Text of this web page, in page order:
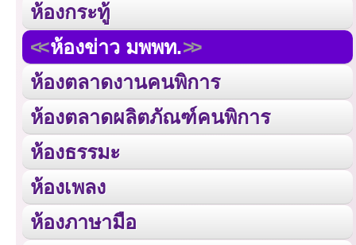
ห้องกระทู้
ห้องข่าว มพพท.
ห้องตลาดงานคนพิการ
ห้องตลาดผลิตภัณฑ์คนพิการ
ห้องธรรมะ
ห้องเพลง
ห้องภาษามือ